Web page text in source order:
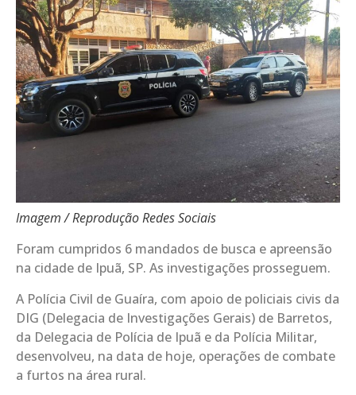
Imagem / Reprodução Redes Sociais
Foram cumpridos 6 mandados de busca e apreensão
na cidade de Ipuã, SP. As investigações prosseguem.
A Polícia Civil de Guaíra, com apoio de policiais civis da
DIG (Delegacia de Investigações Gerais) de Barretos,
da Delegacia de Polícia de Ipuã e da Polícia Militar,
desenvolveu, na data de hoje, operações de combate
a furtos na área rural.